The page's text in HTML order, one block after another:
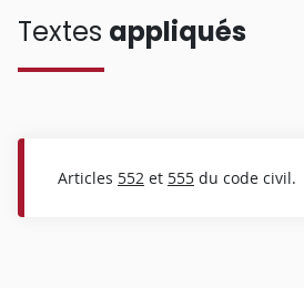
Textes appliqués
Articles 552 et 555 du code civil.